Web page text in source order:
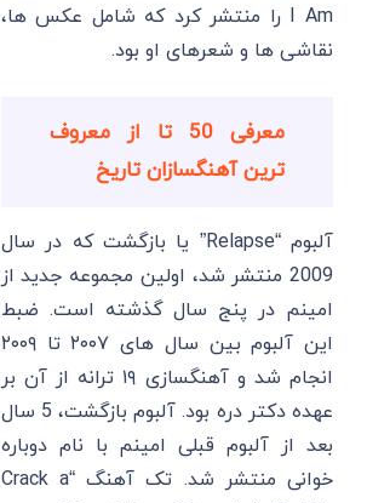
I Am را منتشر کرد که شامل عکس ها،
نقاشی ها و شعرهای او بود.
معرفی 50 تا از معروف
ترین آهنگسازان تاریخ
آلبوم “Relapse” یا بازگشت که در سال
2009 منتشر شد، اولین مجموعه جدید از
امینم در پنج سال گذشته است. ضبط
این آلبوم بین سال ‌های ۲۰۰۷ تا ۲۰۰۹
انجام شد و آهنگسازی ۱۹ ترانه از آن بر
عهده دکتر دره بود. آلبوم بازگشت، 5 سال
بعد از آلبوم قبلی امینم با نام دوباره
خوانی منتشر شد. تک آهنگ “Crack a